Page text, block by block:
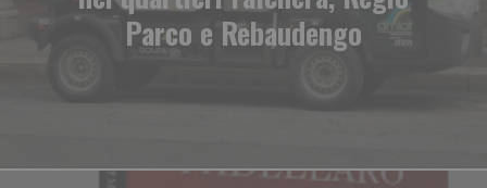
Parco e Rebaudengo